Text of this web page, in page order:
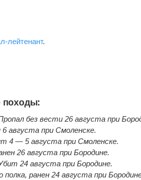
лейтенант.
походы:
без вести 26 августа при
6 августа при Смоленске.
4 — 5 августа при Смоленске.
26 августа при Бородине.
24 августа при Бородине.
ранен 24 августа при